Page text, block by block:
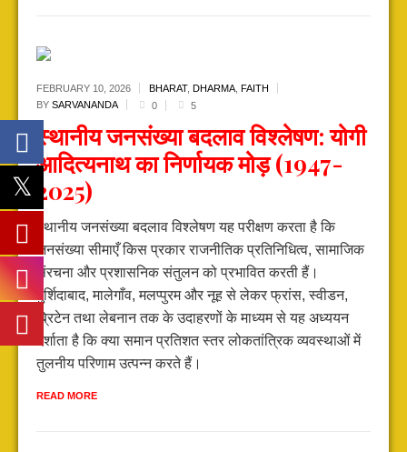
FEBRUARY 10, 2026 BHARAT, DHARMA FAITH
BY SARVANANDA 0 5
स्थानीय जनसंख्या बदलाव विश्लेषण: योगी
आदित्यनाथ का निर्णायक मोड़ (1947-
2025)
स्थानीय जनसंख्या बदलाव विश्लेषण यह परीक्षण करता है कि
जनसंख्या सीमाएँ किस प्रकार राजनीतिक प्रतिनिधित्व, सामाजिक
संरचना और प्रशासनिक संतुलन को प्रभावित करती हैं।
मुर्शिदाबाद, मालेगाँव, मलप्पुरम और नूह से लेकर फ्रांस, स्वीडन,
ब्रिटेन तथा लेबनान तक के उदाहरणों के माध्यम से यह अध्ययन
दर्शाता है कि क्या समान प्रतिशत स्तर लोकतांत्रिक व्यवस्थाओं में
तुलनीय परिणाम उत्पन्न करते हैं।
READ MORE